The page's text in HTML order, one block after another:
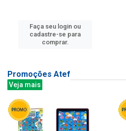
Faça seu login ou
cadastre-se para
comprar.
Promoções Atef
Veja mais